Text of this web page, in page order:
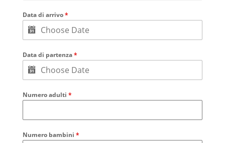
Data di arrivo*
Data di partenza*
Numero adulti *
Numero bambini *